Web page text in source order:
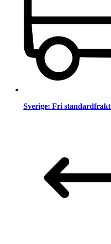
Sverige: Fri standardfrakt